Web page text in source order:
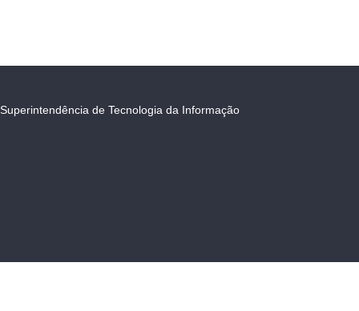
Superintendência de Tecnologia da Informação